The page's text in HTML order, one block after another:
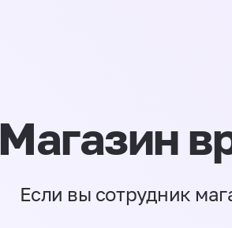
Магазин
Если вы сотрудник